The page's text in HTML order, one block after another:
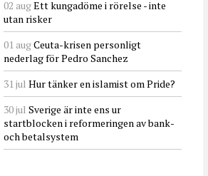
02 augEtt kungadöme i rörelse - inte
utan risker
01 augCeuta-krisen personligt
nederlag för Pedro Sanchez
31 jul Hur tänker en islamist om Pride?
30 jul Sverige är inte ens ur
startblocken i reformeringen av bank-
och betalsystem